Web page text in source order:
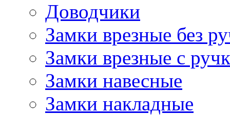
Доводчики
Замки врезные без
Замки врезные с
Замки навесные
Замки накладные